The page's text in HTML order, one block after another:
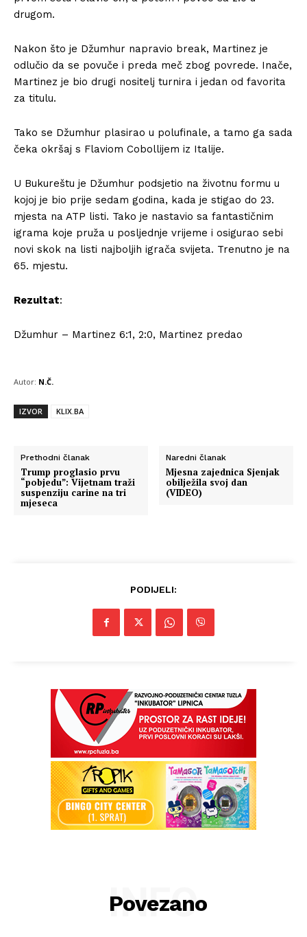
drugom.
Nakon što je Džumhur napravio break, Martinez je
odlučio da se povuče i preda meč zbog povrede. Inače,
Martinez je bio drugi nositelj turnira i jedan od favorita
za titulu.
Tako se Džumhur plasirao u polufinale, a tamo ga sada
čeka okršaj s Flaviom Cobollijem iz Italije.
U Bukureštu je Džumhur podsjetio na životnu formu u
kojoj je bio prije sedam godina, kada je stigao do 23.
mjesta na ATP listi. Tako je nastavio sa fantastičnim
igrama koje pruža u posljednje vrijeme i osigurao sebi
novi skok na listi najboljih igrača svijeta. Trenutno je na
65. mjestu.
Rezultat:
Džumhur – Martinez 6:1, 2:0, Martinez predao
Autor: N.Č.
IZVOR KLIX.BA
Prethodni članak
Trump proglasio prvu
“pobjedu”: Vijetnam traži
suspenziju carine na tri
mjeseca
Naredni članak
Mjesna zajednica Sjenjak
obilježila svoj dan
(VIDEO)
PODIJELI:
Povezano
INFO